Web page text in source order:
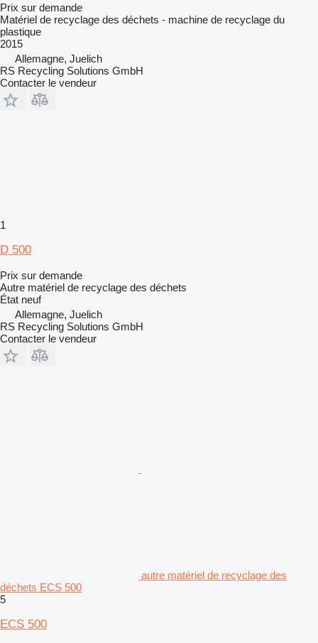
Prix sur demande
Matériel de recyclage des déchets - machine de recyclage du
plastique
2015
Allemagne, Juelich
RS Recycling Solutions GmbH
Contacter le vendeur
1
D 500
Prix sur demande
Autre matériel de recyclage des déchets
État neuf
Allemagne, Juelich
RS Recycling Solutions GmbH
Contacter le vendeur
autre matériel de recyclage des
déchets ECS 500
5
ECS 500